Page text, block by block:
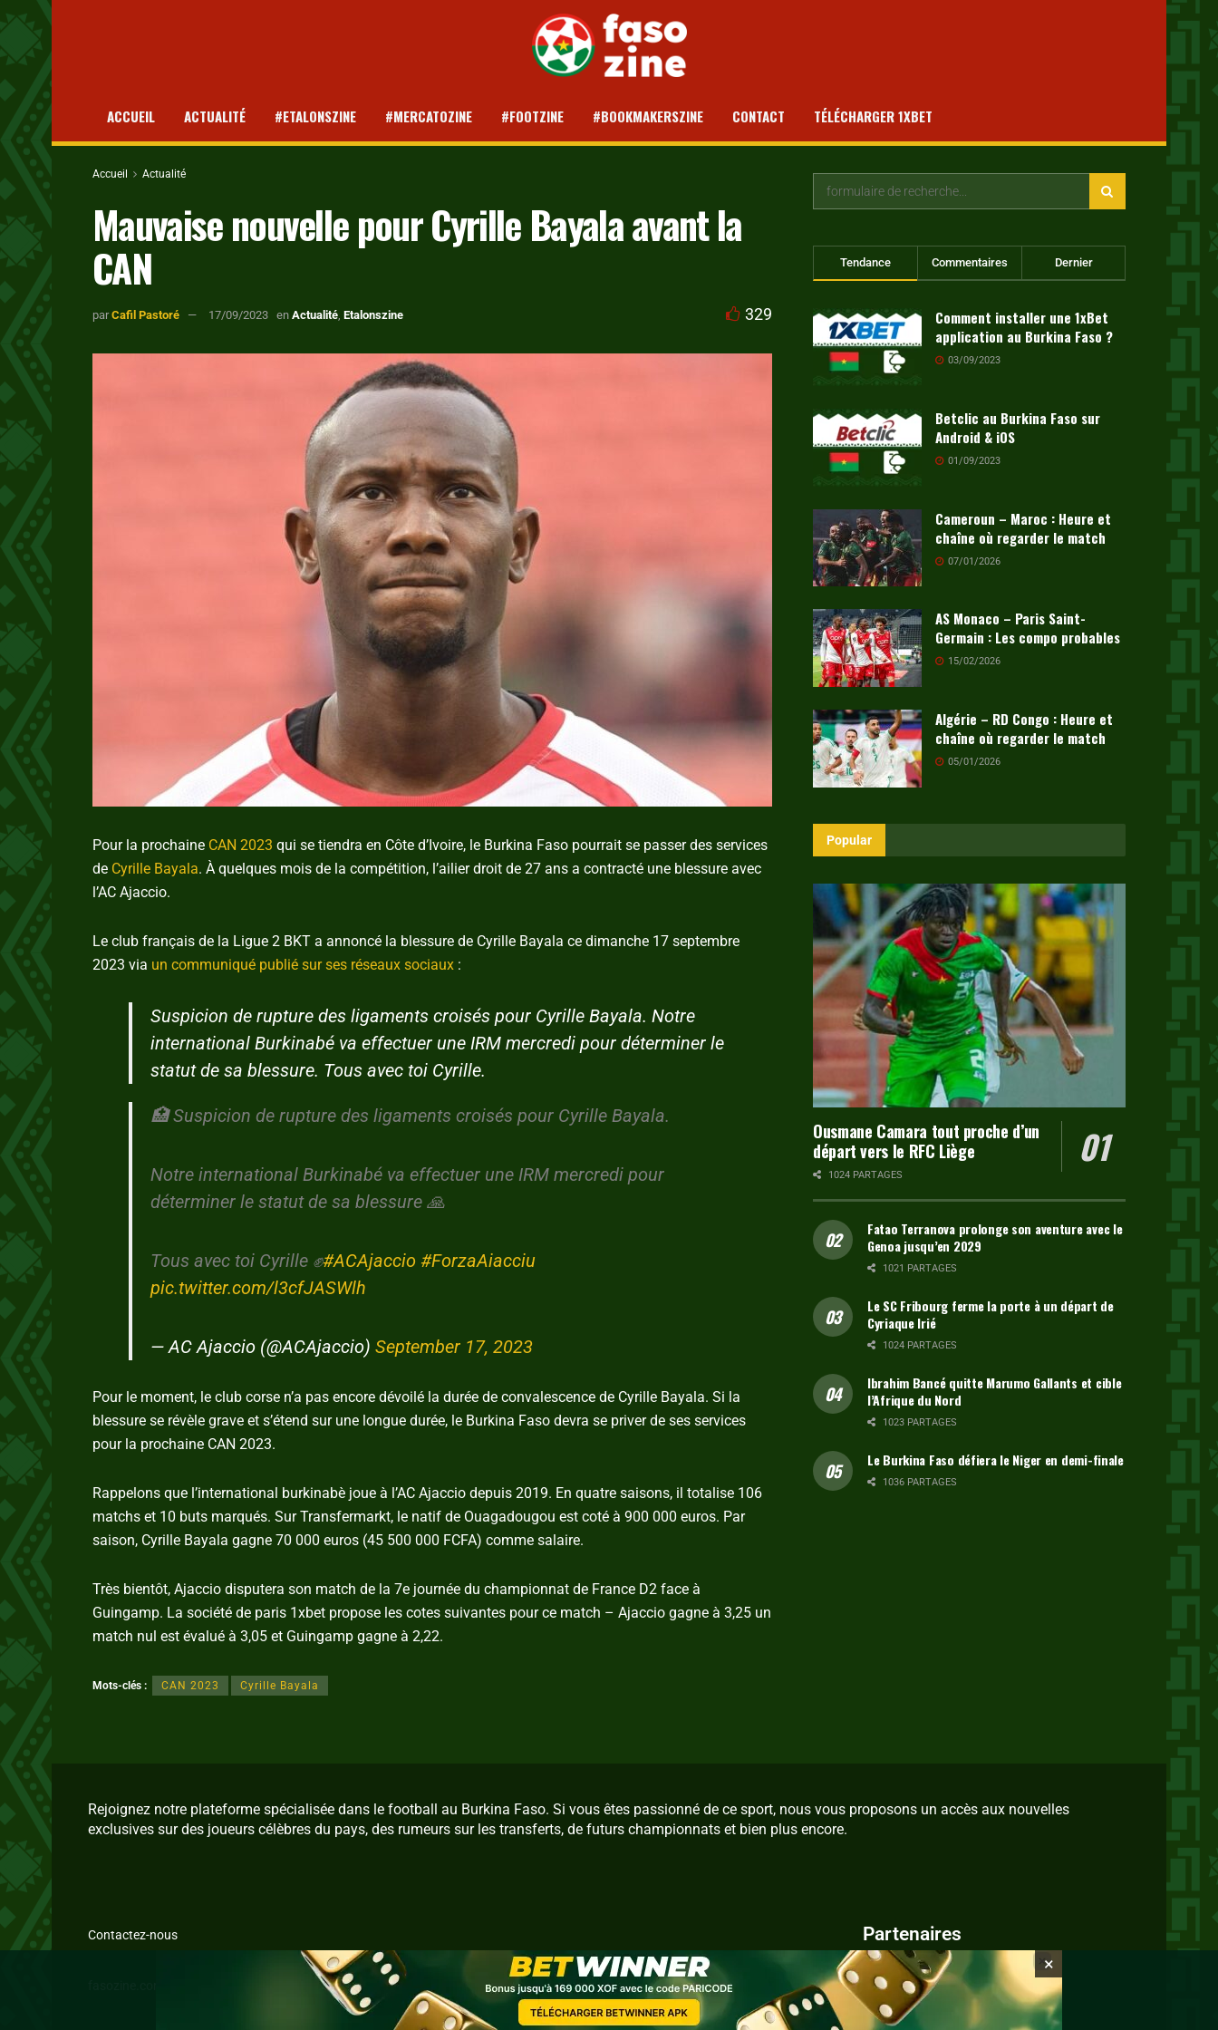
ACCUEIL ACTUALITÉ #ETALONSZINE #MERCATOZINE #FOOTZINE #BOOKMAKERSZINE CONTACT TÉLÉCHARGER 1XBET
Accueil Actualité
Mauvaise nouvelle pour Cyrille Bayala avant la
CAN
par Cafil Pastoré 17/09/2023 en Actualité Etalonszine 329
Pour la prochaine CAN 2023 qui se tiendra en Côte d’Ivoire, le Burkina Faso pourrait se passer des services
de Cyrille Bayala. À quelques mois de la compétition, l’ailier droit de 27 ans a contracté une blessure avec
l’AC Ajaccio.
Le club français de la Ligue 2 BKT a annoncé la blessure de Cyrille Bayala ce dimanche 17 septembre
2023 via un communiqué publié sur ses réseaux sociaux :
Suspicion de rupture des ligaments croisés pour Cyrille Bayala. Notre
international Burkinabé va effectuer une IRM mercredi pour déterminer le
statut de sa blessure. Tous avec toi Cyrille.
🏥 Suspicion de rupture des ligaments croisés pour Cyrille Bayala.
Notre international Burkinabé va effectuer une IRM mercredi pour
déterminer le statut de sa blessure 🙏
Tous avec toi Cyrille ✊#ACAjaccio #ForzaAiacciu
pic.twitter.com/l3cfJASWlh
— AC Ajaccio (@ACAjaccio) September 17, 2023
Pour le moment, le club corse n’a pas encore dévoilé la durée de convalescence de Cyrille Bayala. Si la
blessure se révèle grave et s’étend sur une longue durée, le Burkina Faso devra se priver de ses services
pour la prochaine CAN 2023.
Rappelons que l’international burkinabè joue à l’AC Ajaccio depuis 2019. En quatre saisons, il totalise 106
matchs et 10 buts marqués. Sur Transfermarkt, le natif de Ouagadougou est coté à 900 000 euros. Par
saison, Cyrille Bayala gagne 70 000 euros (45 500 000 FCFA) comme salaire.
Très bientôt, Ajaccio disputera son match de la 7e journée du championnat de France D2 face à
Guingamp. La société de paris 1xbet propose les cotes suivantes pour ce match – Ajaccio gagne à 3,25 un
match nul est évalué à 3,05 et Guingamp gagne à 2,22.
Mots-clés : CAN 2023 Cyrille Bayala
Tendance Commentaires Dernier
Comment installer une 1xBet
application au Burkina Faso ?
03/09/2023
Betclic au Burkina Faso sur
Android & iOS
01/09/2023
Cameroun – Maroc : Heure et
chaîne où regarder le match
07/01/2026
AS Monaco – Paris Saint-
Germain : Les compo probables
15/02/2026
Algérie – RD Congo : Heure et
chaîne où regarder le match
05/01/2026
Popular
Ousmane Camara tout proche d’un
départ vers le RFC Liège
1024 PARTAGES
Fatao Terranova prolonge son aventure avec le
Genoa jusqu’en 2029
1021 PARTAGES
Le SC Fribourg ferme la porte à un départ de
Cyriaque Irié
1024 PARTAGES
Ibrahim Bancé quitte Marumo Gallants et cible
l’Afrique du Nord
1023 PARTAGES
Le Burkina Faso défiera le Niger en demi-finale
1036 PARTAGES
Rejoignez notre plateforme spécialisée dans le football au Burkina Faso. Si vous êtes passionné de ce sport, nous vous proposons un accès aux nouvelles
exclusives sur des joueurs célèbres du pays, des rumeurs sur les transferts, de futurs championnats et bien plus encore.
Contactez-nous Partenaires
IvoireZine.com ×